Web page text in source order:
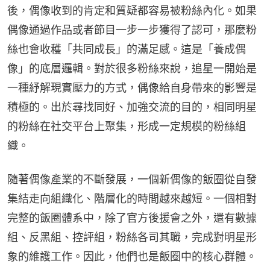
後，偶像收到的肯定和質疑都容易被粉絲內化。如果
偶像通過作品或者節目一步一步獲得了認可，那麼粉
絲也會收穫「共同成長」的滿足感。這是「養成偶
像」的底層邏輯。對於很多粉絲來說，追星一開始是
一種紓解現實壓力的方式，偶像給自身帶來的影響是
積極的。出於尋找同好、加強交流的目的，相同明星
的粉絲在社交平台上聚集，形成一定規模的粉絲組
織。
隨著偶像產業的不斷發展，一個新偶像的飯圈從自發
集結走向組織化、階層化的時間越來越短。一個相對
完整的飯圈體系中，除了官方後援會之外，還有數據
組、反黑組、控評組，粉絲各司其職，完成對明星形
象的維護工作。因此，他們也是飯圈中的核心群體。